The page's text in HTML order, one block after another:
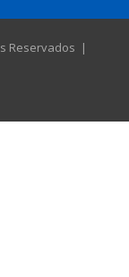
Reservados |